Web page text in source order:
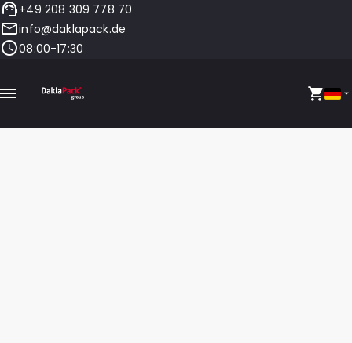
+49 208 309 778 70
info@daklapack.de
08:00-17:30